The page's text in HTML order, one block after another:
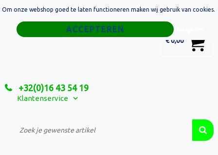
€ 0,00
+32(0)16 43 54 19
Klantenservice
Home
Relatiegeschenken
Custom Made Projecten
Om onze webshop goed te laten functioneren maken wij gebruik van cookies.